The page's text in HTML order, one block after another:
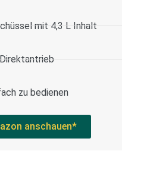
mit 4,3 L Inhalt
zu bedienen
anschauen*